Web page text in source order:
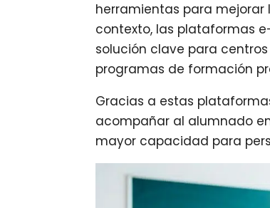
herramientas para mejorar
contexto, las plataformas
solución clave para
programas de formación
Gracias a estas
acompañar al alumnado
mayor capacidad para